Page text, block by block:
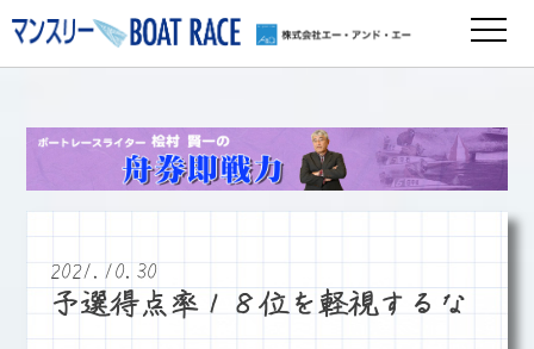
2021.10.30
予選得点率１８位を軽視するな